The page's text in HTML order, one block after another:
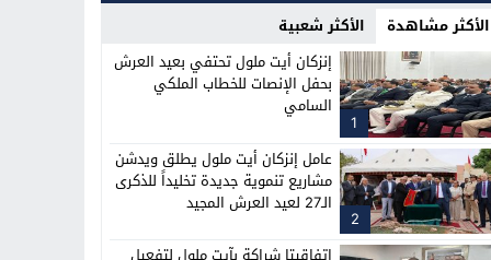
الأكثر مشاهدة الأكثر شعبية
1
إنزكان أيت ملول تحتفي بعيد العرش
بحفل الإنصات للخطاب الملكي
السامي
2
عامل إنزكان أيت ملول يطلق ويدشن
مشاريع تنموية جديدة تخليداً للذكرى
الـ27 لعيد العرش المجيد